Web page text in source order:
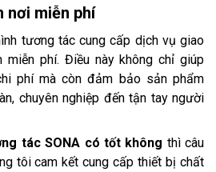
nơi miễn phí
tương tác cung cấp dịch vụ giao
miễn phí. Điều này không chỉ giúp
phí mà còn đảm bảo sản phẩm
chuyên nghiệp đến tận tay người
tác SONA có tốt không thì câu
tôi cam kết cung cấp thiết bị chất